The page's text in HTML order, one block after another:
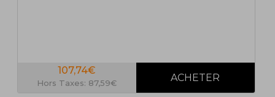
107,74€
Hors Taxes: 87,59€